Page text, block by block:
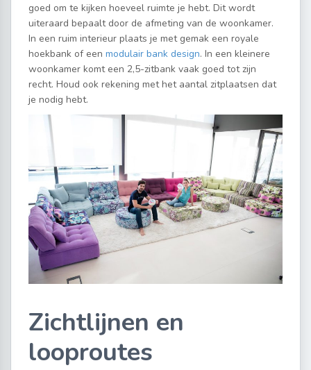
goed om te kijken hoeveel ruimte je hebt. Dit wordt
uiteraard bepaalt door de afmeting van de woonkamer.
In een ruim interieur plaats je met gemak een royale
hoekbank of een modulair bank design. In een kleinere
woonkamer komt een 2,5-zitbank vaak goed tot zijn
recht. Houd ook rekening met het aantal zitplaatsen dat
je nodig hebt.
Zichtlijnen en
looproutes